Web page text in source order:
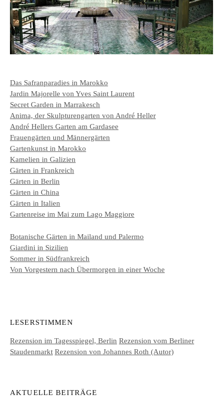
Das Safranparadies in Marokko
Jardin Majorelle von Yves Saint Laurent
Secret Garden in Marrakesch
Anima, der Skulpturengarten von André Heller
André Hellers Garten am Gardasee
Frauengärten und Männergärten
Gartenkunst in Marokko
Kamelien in Galizien
Gärten in Frankreich
Gärten in Berlin
Gärten in China
Gärten in Italien
Gartenreise im Mai zum Lago Maggiore
Botanische Gärten in Mailand und Palermo
Giardini in Sizilien
Sommer in Südfrankreich
Von Vorgestern nach Übermorgen in einer Woche
LESERSTIMMEN
Rezension im Tagesspiegel, Berlin Rezension vom Berliner
Staudenmarkt Rezension von Johannes Roth (Autor)
AKTUELLE BEITRÄGE